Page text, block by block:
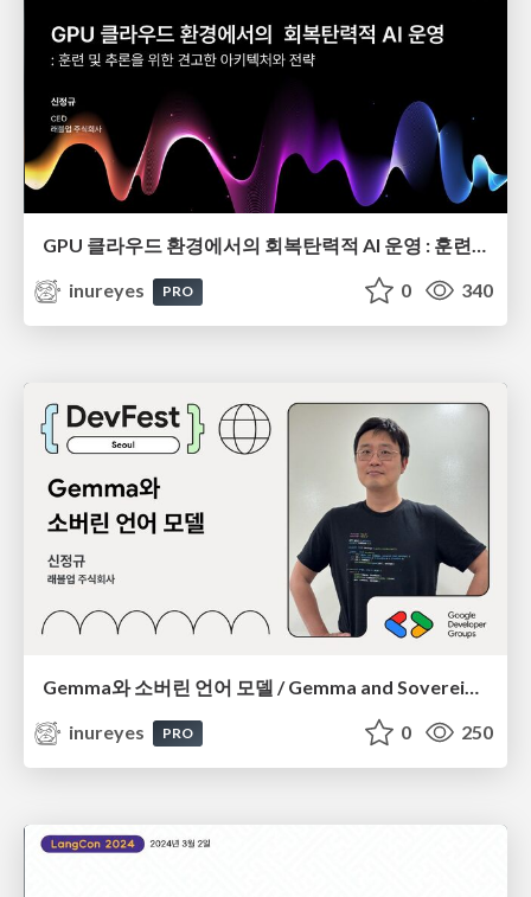
GPU 클라우드 환경에서의 회복탄력적 AI 운영 : 훈련 및 추론을 위한 견고한 아키텍처와 전략
inureyes
PRO 0 340
Gemma와 소버린 언어 모델 / Gemma and Sovereign Language Models
inureyes
PRO 0 250